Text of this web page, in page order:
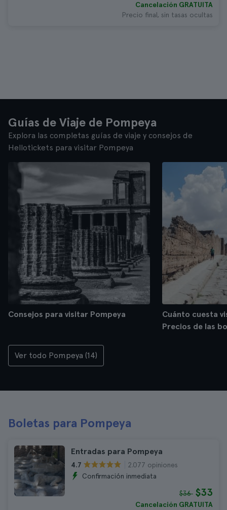
Cancelación GRATUITA
Precio final, sin tasas ocultas
Guías de Viaje de Pompeya
Explora las completas guías de viaje y consejos de
Hellotickets para visitar Pompeya
Consejos para visitar Pompeya
Cuánto cuesta
Precios de las
Ver todo Pompeya (14)
Boletas para Pompeya
Entradas para Pompeya
4.7
2.077 opiniones
Confirmación inmediata
$36 $33
Cancelación GRATUITA